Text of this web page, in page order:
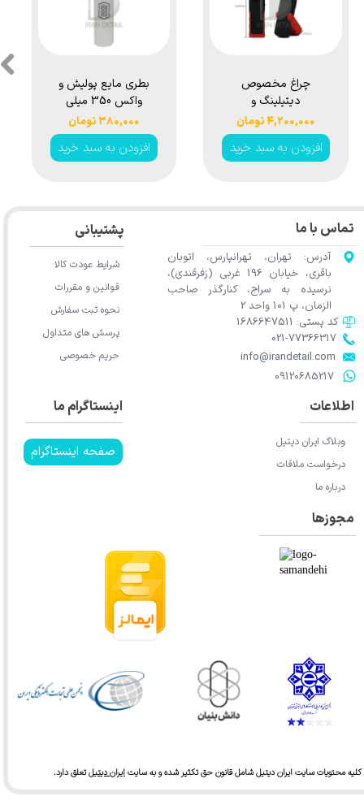
بطری مایع پولیش و
واکس 350 میلی
لیتری سورین بو
مدل Surainbow
Polish and Wax
۳۸۰,۰۰۰ تومان
افزودن به سبد خرید
چراغ مخصوص
دیتیلینگ و
تشخیص رنگ
سورین بو مدل
Surainbow
۴,۲۰۰,۰۰۰ تومان
افزودن به سبد خرید
محتویات سایت ایران دیتیل شامل قانون حق تکثیر شده و به سایتایران دیتیلتعلق دارد.​​​​​​​
تماس با ما
آدرس: تهران، تهرانپارس، اتوبان
باقری، خیابان 196 غربی (زفرقندی)،
نرسیده به سراج، کنارگذر صاحب
الزمان، پ 101 واحد 2
​​​​​​​info@irandetail.com
021-77366317​​​​​​​​​​​​​​​​​​​​​
​​​​​​​09120685217​​​​​​​
کد پستی: 1686647511
اینستاگرام ما
صفحه اینستاگرام
اطلاعات
وبلاگ ایران دیتیل
درخواست ملاقات
درباره ما
پشتیبانی
شرایط عودت کالا
قوانین و مقررات
نحوه ثبت سفارش
پرسش های متداول
حریم خصوصی
مجوزها